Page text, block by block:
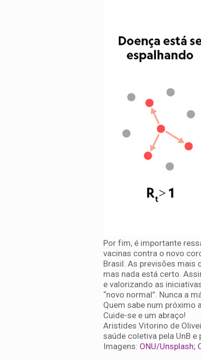
Por fim, é importante
vacinas contra o novo
Brasil. As previsões mais
mas nada está certo.
e valorizando as
“novo normal”. Nunca a
Quem sabe num
Cuide-se e um abraço!
Aristides Vitorino de
saúde coletiva pela UnB
Imagens: ONU/Unsplash;